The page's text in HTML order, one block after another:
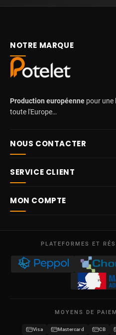
NOTRE MARQUE
Production européenne pour une
toute l'Europe…
NOUS CONTACTER
Route Mitoyenne 414
Lun – Ven
09:00 – 17:00
TVA BE 0641.740.320 - RPM
SERVICE CLIENT
Livraison
Conditions générales de vente
Protection des données
MON COMPTE
Mes avoirs
Mes bons de réduction
PLATEFORMES ET
MOYENS DE
Visa Mastercard CB